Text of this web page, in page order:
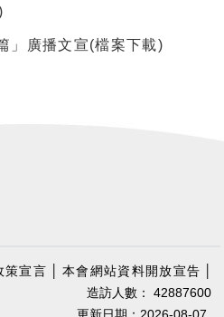
」廣播文宣(檔案下載)
策宣言 │本會網站資料開放宣告
造訪人數： 42887600